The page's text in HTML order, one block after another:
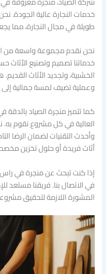
خدمات النجارة عالية الجودة.
طويلة في مجال النجارة، مما
نحن نقدم مجموعة واسعة من
خدماتنا تصميم وتصنيع الأثاث
الخشبية، وتجديد الأثاث
وعملية تضيف لمسة جمالية
كما تتميز منجرة الصياد بالدقة
العالية في كل مشروع نقوم
وأحدث التقنيات لضمان الرضا
أثاث فريدة أو حلول تخزين
إذا كنت تبحث عن منجرة في راس
في الاتصال بنا. فريقنا مستعد
المشورة اللازمة لتحقيق